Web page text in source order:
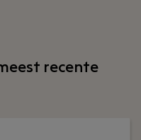
recente